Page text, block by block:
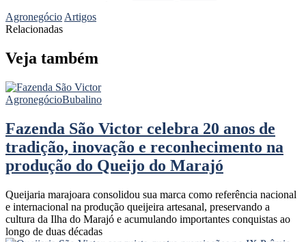
Agronegócio Artigos
Relacionadas
Veja também
AgronegócioBubalino
Fazenda São Victor celebra 20 anos de
tradição, inovação e reconhecimento na
produção do Queijo do Marajó
Queijaria marajoara consolidou sua marca como referência nacional
e internacional na produção queijeira artesanal, preservando a
cultura da Ilha do Marajó e acumulando importantes conquistas ao
longo de duas décadas